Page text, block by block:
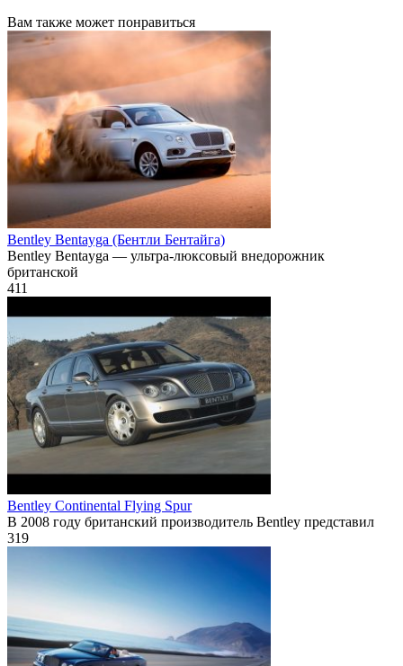
Вам также может понравиться
Bentley Bentayga (Бентли Бентайга)
Bentley Bentayga — ультра-люксовый внедорожник
британской
411
Bentley Continental Flying Spur
В 2008 году британский производитель Bentley представил
319